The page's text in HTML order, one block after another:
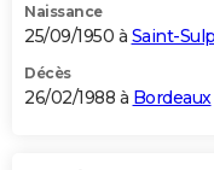
Naissance
25/09/1950 à Saint-
Décès
26/02/1988 à Bordeaux